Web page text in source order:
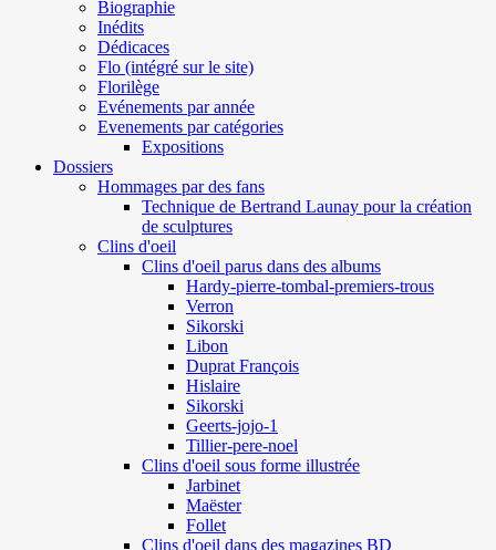
Biographie
Inédits
Dédicaces
Flo (intégré sur le site)
Florilège
Evénements par année
Evenements par catégories
Expositions
Dossiers
Hommages par des fans
Technique de Bertrand Launay pour la création
de sculptures
Clins d'oeil
Clins d'oeil parus dans des albums
Hardy-pierre-tombal-premiers-trous
Verron
Sikorski
Libon
Duprat François
Hislaire
Sikorski
Geerts-jojo-1
Tillier-pere-noel
Clins d'oeil sous forme illustrée
Jarbinet
Maëster
Follet
Clins d'oeil dans des magazines BD